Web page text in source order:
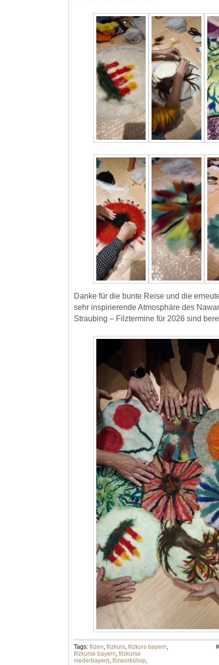
Danke für die bunte Reise und die
sehr inspirierende Atmosphäre des
Straubing – Filztermine für 2026 sind
Tags: filzen filzkurs filzkurs bayern
filzkurse bayern filzkurse
niederbayern filzworkshop